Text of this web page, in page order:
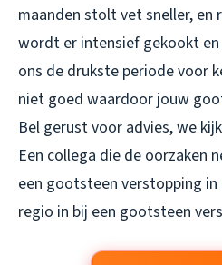
maanden stolt vet sneller, en
wordt er intensief gekookt
ons de drukste periode voor
niet goed waardoor jouw
Bel gerust voor advies, we
Een collega die de oorzaken
een gootsteen verstopping
regio in bij een gootsteen